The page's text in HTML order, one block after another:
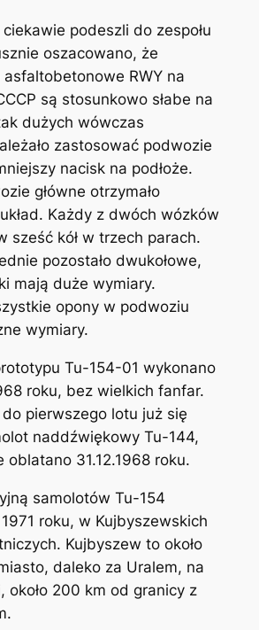
podeszli do zespołu
oszacowano, że
RWY na
są stosunkowo słabe na
dużych wówczas
zastosować podwozie
nacisk na podłoże.
główne otrzymało
Każdy z dwóch wózków
sześć kół w trzech parach.
pozostało dwukołowe,
mają duże wymiary.
opony w podwoziu
wymiary.
Tu-154-01 wykonano
roku, bez wielkich fanfar.
do pierwszego lotu już się
naddźwiękowy Tu-144,
oblatano 31.12.1968 roku.
samolotów Tu-154
roku, w Kujbyszewskich
Kujbyszew to około
daleko za Uralem, na
około 200 km od granicy z